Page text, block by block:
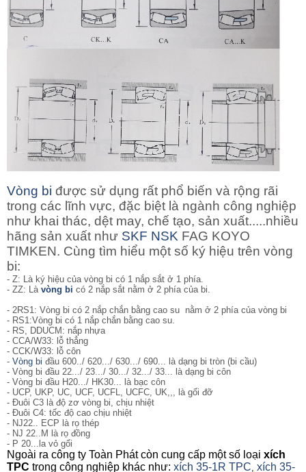
Vòng bi được sử dụng rất phổ biến và rộng rãi
trong các lĩnh vực, đặc biệt là ngành công nghiệp
như khai thác, dệt may, chế tạo, sản xuất.....nhiều
hãng sản xuất như SKF NSK FAG KOYO
TIMKEN. Cùng tìm hiểu một số ký hiệu trên vòng
bi:
- Z: Là ký hiệu của vòng bi có 1 nắp sắt ở 1 phía.
- ZZ: Là vòng bi có 2 nắp sắt nằm ở 2 phía của bi.
- 2RS1: Vòng bi có 2 nắp chắn bằng cao su nằm ở 2 phía của vòng bi
- RS1:Vòng bi có 1 nắp chắn bằng cao su.
- RS, DDUCM: nắp nhựa
- CCA/W33: lỗ thẳng
- CCK/W33: lỗ côn
- Vòng bi đầu 600../ 620.../ 630.../ 690... là dạng bi tròn (bi cầu)
- Vòng bi đầu 22.../ 23.../ 30.../ 32.../ 33... là dạng bi côn
- Vòng bi đầu H20.../ HK30... là bạc côn
- UCP, UKP, UC, UCF, UCFL, UCFC, UK,,, là gối đỡ
- Đuôi C3 là độ zơ vòng bi, chịu nhiệt
- Đuôi C4: tốc độ cao chịu nhiệt
- NJ22.. ECP là rọ thép
- NJ 22..M là rọ đồng
- P 20...la vỏ gối
Ngoài ra công ty Toàn Phát còn cung cấp một số loại xích
TPC trong công nghiệp khác như: xích 35-1R TPC, xích 35-